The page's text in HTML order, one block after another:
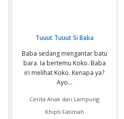
Tuuut Tuuut Si Baba
Baba sedang mengantar batu
bara. Ia bertemu Koko. Baba
iri melihat Koko. Kenapa ya?
Ayo...
Cerita Anak dari Lampung
Khipti Fatimah